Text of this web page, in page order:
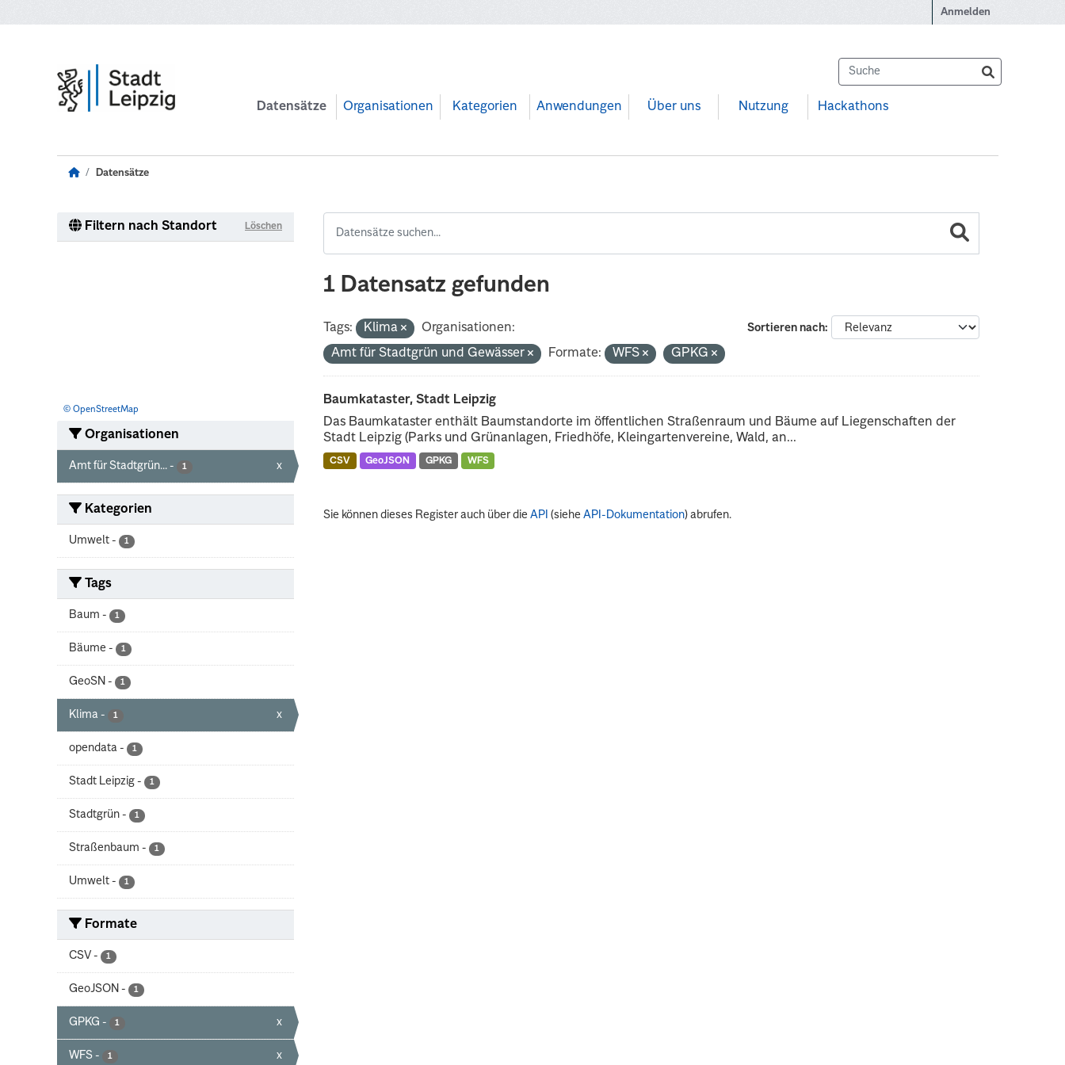
Anmelden
Datensätze Organisationen Kategorien Anwendungen Über uns Nutzung Hackathons
Datensätze
Filtern nach Standort Löschen
© OpenStreetMap
Organisationen
Amt für Stadtgrün... - 1 x
Kategorien
Umwelt - 1
Tags
Baum - 1
Bäume - 1
GeoSN - 1
Klima - 1 x
opendata - 1
Stadt Leipzig - 1
Stadtgrün - 1
Straßenbaum - 1
Umwelt - 1
Formate
CSV - 1
GeoJSON - 1
GPKG - 1 x
WFS - 1 x
1 Datensatz gefunden
Sortieren nach
Tags: Klima
Organisationen:
Amt für Stadtgrün und Gewässer
Formate: WFS GPKG
Baumkataster, Stadt Leipzig
Das Baumkataster enthält Baumstandorte im öffentlichen Straßenraum und Bäume auf Liegenschaften der
Stadt Leipzig (Parks und Grünanlagen, Friedhöfe, Kleingartenvereine, Wald, an...
CSV GeoJSON GPKG WFS
Sie können dieses Register auch über dieAPI (sieheAPI-Dokumentation) abrufen.